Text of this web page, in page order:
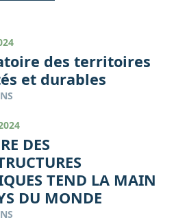
des territoires
et durables
DES
TEND LA MAIN
DU MONDE